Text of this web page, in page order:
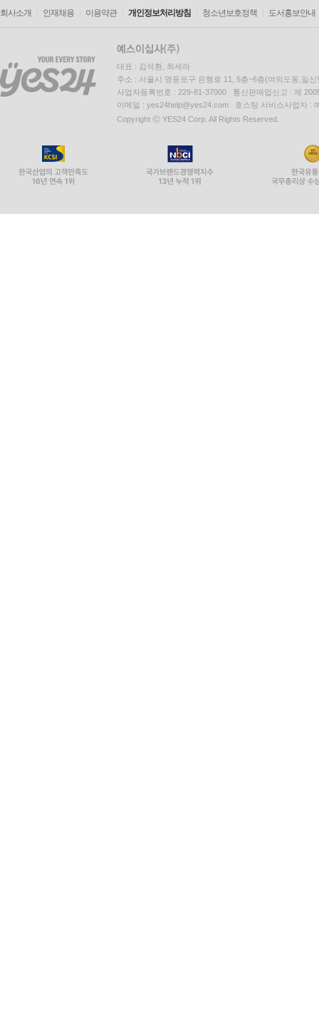
회사소개 인재채용 이용약관 개인정보처리방침 청소년보호정책 도서홍보안내
대표 : 김석환, 최세라
주소 : 서울시 영등포구 은행로 11, 5층~6층(여의도동,일신
사업자등록번호 : 229-81-37000 통신판매업신고 : 제
이메일 : yes24help@yes24.com 호스팅 서비스사업자 :
Copyright ⓒ YES24 Corp. All Rights Reserved.